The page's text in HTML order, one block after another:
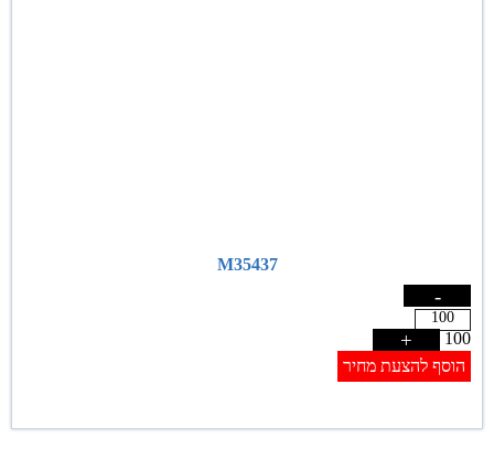
M35437
-
100
+
הוסף להצעת מחיר